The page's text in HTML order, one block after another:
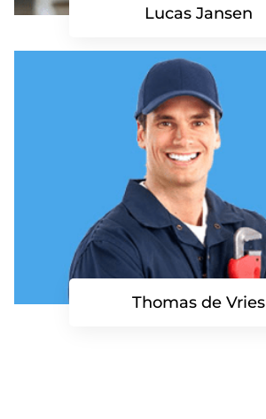
Lucas Jansen
Thomas de Vries